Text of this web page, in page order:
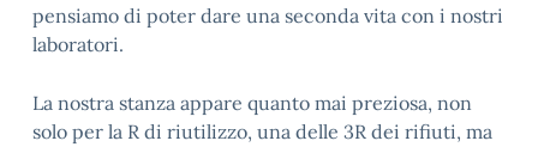
pensiamo di poter dare una seconda vita con i nostri
laboratori.
La nostra stanza appare quanto mai preziosa, non
solo per la R di riutilizzo, una delle 3R dei rifiuti, ma